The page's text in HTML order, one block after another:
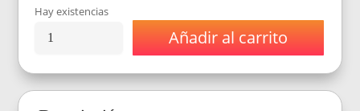
Hay existencias
Semillas
Seeds
Buddha
Añadir al carrito